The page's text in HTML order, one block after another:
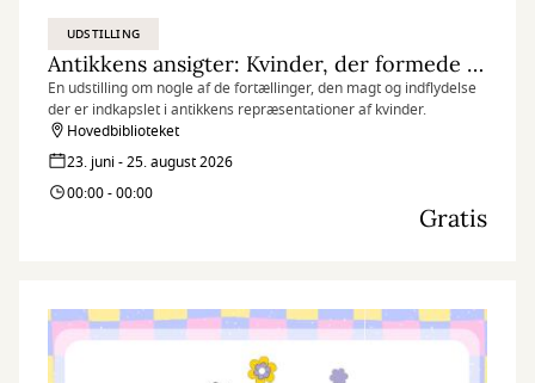
UDSTILLING
Antikkens ansigter: Kvinder, der formede deres verden
En udstilling om nogle af de fortællinger, den magt og indflydelse
der er indkapslet i antikkens repræsentationer af kvinder.
Hovedbiblioteket
23. juni - 25. august 2026
00:00 - 00:00
Gratis